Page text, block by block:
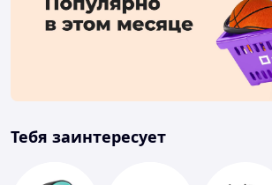
Тебя заинтересует